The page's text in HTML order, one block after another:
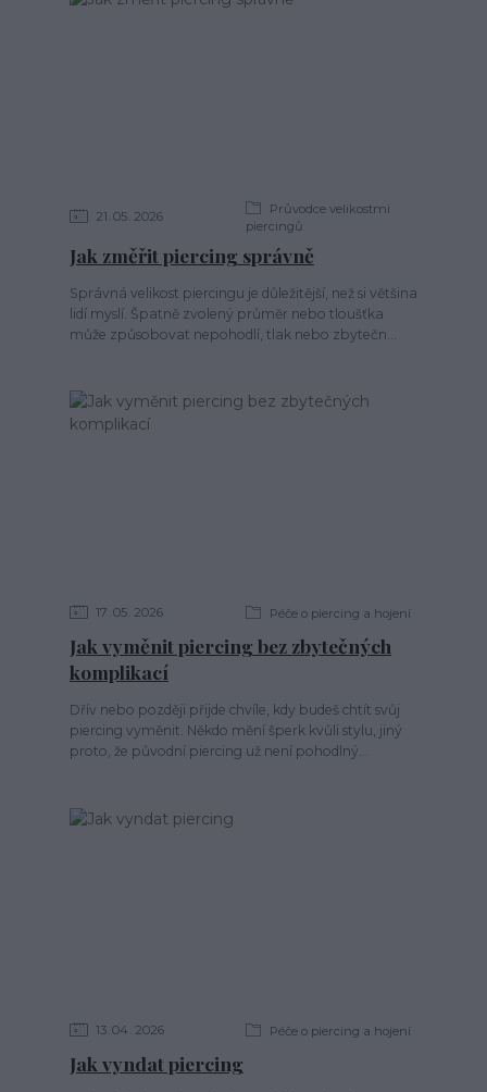
21 05 2026
Průvodce velikostmi
piercingů
Jak změřit piercing správně
Správná velikost piercingu je důležitější, než si většina
lidí myslí. Špatně zvolený průměr nebo tloušťka
může způsobovat nepohodlí, tlak nebo zbytečn...
17 05 2026 Péče o piercing a hojení
Jak vyměnit piercing bez zbytečných
komplikací
Dřív nebo později přijde chvíle, kdy budeš chtít svůj
piercing vyměnit. Někdo mění šperk kvůli stylu, jiný
proto, že původní piercing už není pohodlný...
13 04 2026 Péče o piercing a hojení
Jak vyndat piercing